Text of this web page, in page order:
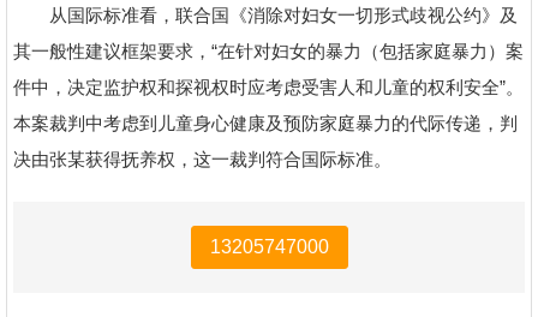
从国际标准看，联合国《消除对妇女一切形式歧视公约》及
其一般性建议框架要求，“在针对妇女的暴力（包括家庭暴力）案
件中，决定监护权和探视权时应考虑受害人和儿童的权利安全”。
本案裁判中考虑到儿童身心健康及预防家庭暴力的代际传递，判
决由张某获得抚养权，这一裁判符合国际标准。
13205747000